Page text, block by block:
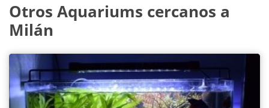
Otros Aquariums cercanos a
Milán